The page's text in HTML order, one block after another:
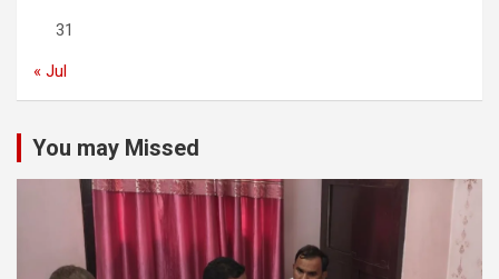
31
« Jul
You may Missed